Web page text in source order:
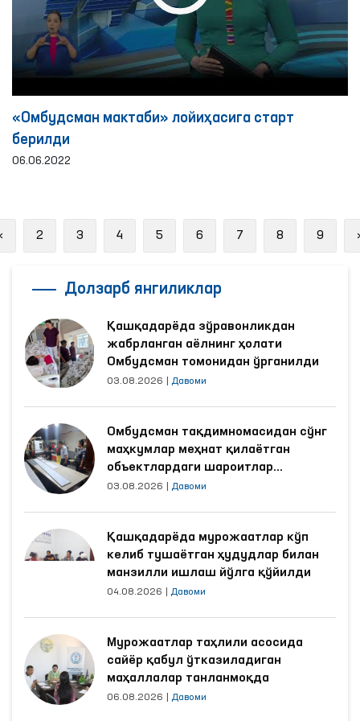
«Омбудсман мактаби» лойиҳасига старт
берилди
06.06.2022
Previous
2 3 4 5 6 7 8 9
Долзарб янгиликлар
Қашқадарёда зўравонликдан
жабрланган аёлнинг ҳолати
Омбудсман томонидан ўрганилди
03.08.2026 Давоми
Омбудсман тақдимномасидан сўнг
маҳкумлар меҳнат қилаётган
объектлардаги шароитлар
яхшиланди
03.08.2026 Давоми
Қашқадарёда мурожаатлар кўп
келиб тушаётган ҳудудлар билан
манзилли ишлаш йўлга қўйилди
04.08.2026 Давоми
Мурожаатлар таҳлили асосида
сайёр қабул ўтказиладиган
маҳаллалар танланмоқда
06.08.2026 Давоми